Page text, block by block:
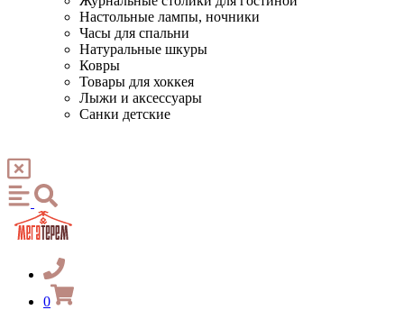
Настольные лампы, ночники
Часы для спальни
Натуральные шкуры
Ковры
Товары для хоккея
Лыжи и аксессуары
Санки детские
0